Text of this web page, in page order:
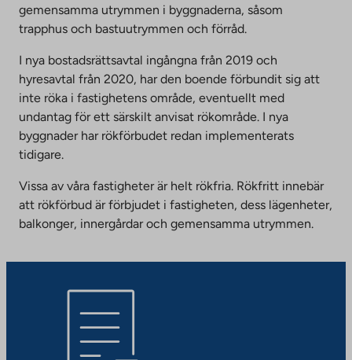
gemensamma utrymmen i byggnaderna, såsom
trapphus och bastuutrymmen och förråd.
I nya bostadsrättsavtal ingångna från 2019 och
hyresavtal från 2020, har den boende förbundit sig att
inte röka i fastighetens område, eventuellt med
undantag för ett särskilt anvisat rökområde. I nya
byggnader har rökförbudet redan implementerats
tidigare.
Vissa av våra fastigheter är helt rökfria. Rökfritt innebär
att rökförbud är förbjudet i fastigheten, dess lägenheter,
balkonger, innergårdar och gemensamma utrymmen.